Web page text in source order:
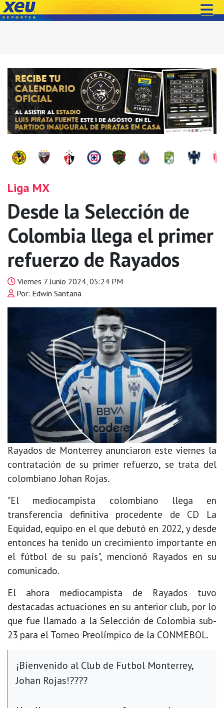
Liga MX
Desde la Selección de
Colombia llega el primer
refuerzo de Rayados
Viernes 7 Junio 2024, 05:24 PM
Por: Edwin Santana
Rayados de Monterrey anunciaron este viernes la
contratación de su primer refuerzo, se trata del
colombiano Johan Rojas.
"El mediocampista colombiano llega en
transferencia definitiva procedente de CD La
Equidad, equipo en el que debutó en 2022, y desde
entonces ha tenido un crecimiento importante en
el fútbol de su país", mencionó Rayados en su
comunicado.
El ahora mediocampista de Rayados tuvo
destacadas actuaciones en su anterior club, por lo
que fue llamado a la Selección de Colombia sub-
23 para el Torneo Preolímpico de la CONMEBOL.
¡Bienvenido al Club de Futbol Monterrey,
Johan Rojas!????